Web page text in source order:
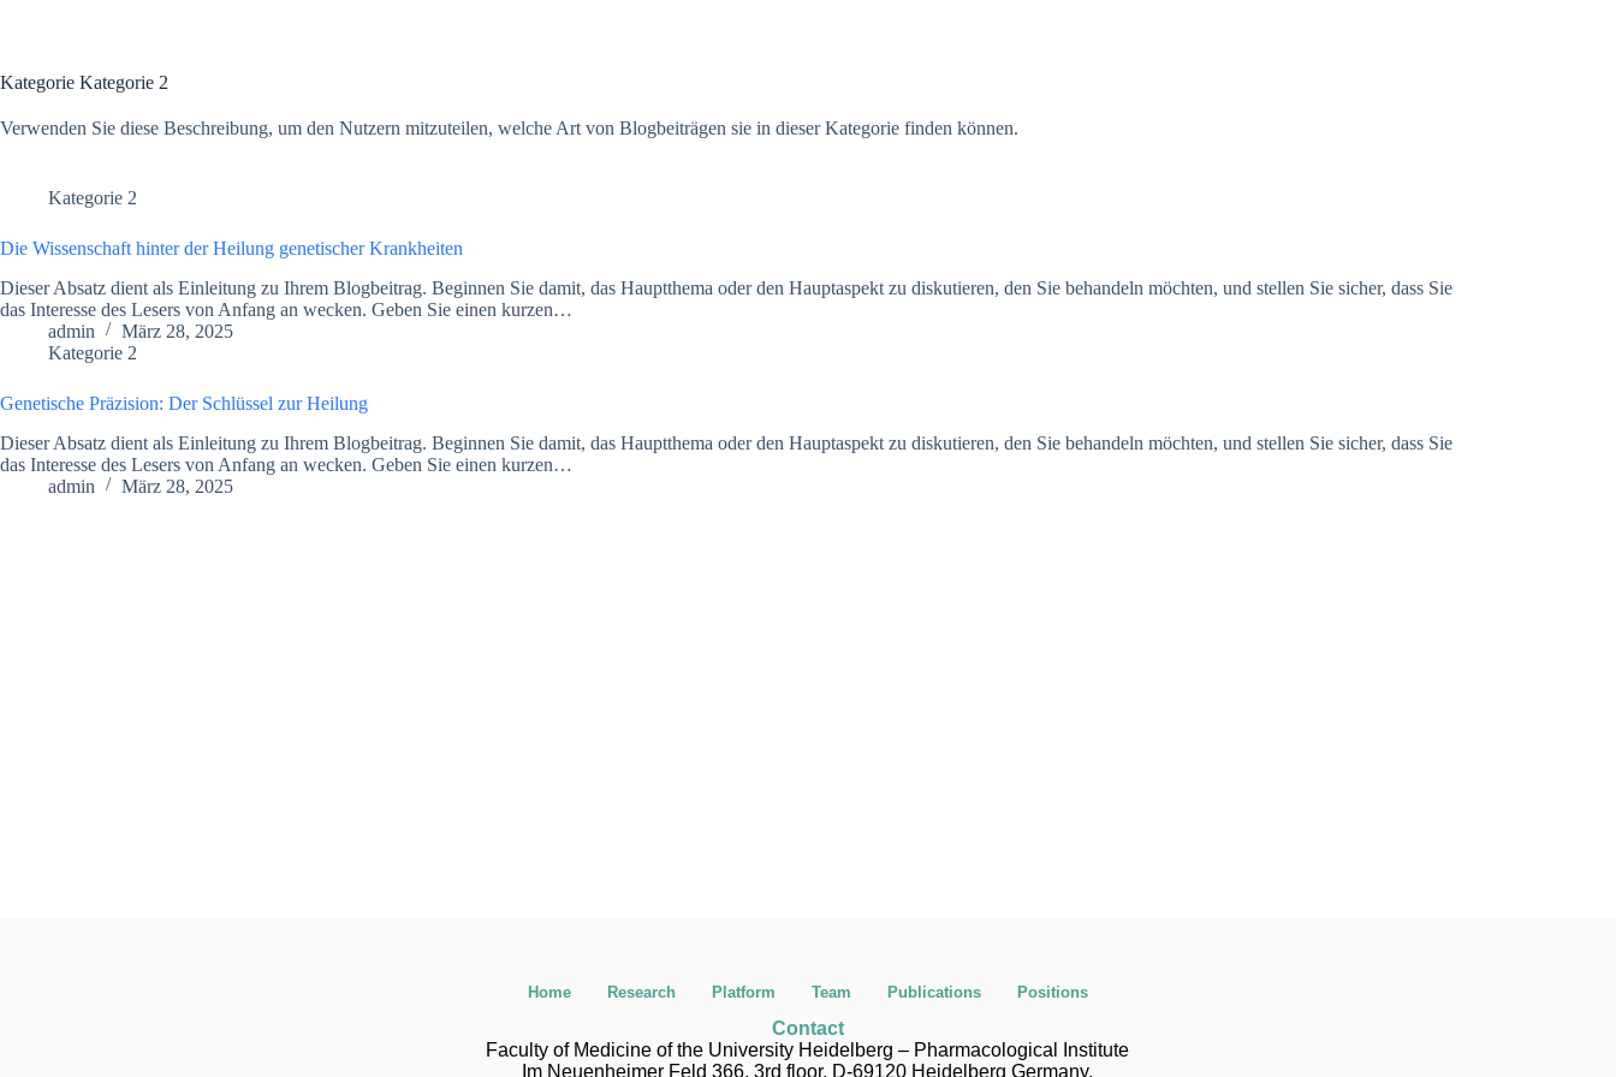
Kategorie Kategorie 2
Verwenden Sie diese Beschreibung, um den Nutzern mitzuteilen, welche Art von Blogbeiträgen sie in dieser Kategorie finden können.
Kategorie 2
Die Wissenschaft hinter der Heilung genetischer Krankheiten
Dieser Absatz dient als Einleitung zu Ihrem Blogbeitrag. Beginnen Sie damit, das Hauptthema oder den Hauptaspekt zu diskutieren, den Sie behandeln möchten, und stellen Sie sicher, dass Sie
das Interesse des Lesers von Anfang an wecken. Geben Sie einen kurzen…
admin
März 28, 2025
Kategorie 2
Genetische Präzision: Der Schlüssel zur Heilung
Dieser Absatz dient als Einleitung zu Ihrem Blogbeitrag. Beginnen Sie damit, das Hauptthema oder den Hauptaspekt zu diskutieren, den Sie behandeln möchten, und stellen Sie sicher, dass Sie
das Interesse des Lesers von Anfang an wecken. Geben Sie einen kurzen…
admin
März 28, 2025
Home Research Platform Team Publications Positions
Contact
Faculty of Medicine of the University Heidelberg – Pharmacological Institute
Im Neuenheimer Feld 366, 3rd floor, D-69120 Heidelberg Germany,